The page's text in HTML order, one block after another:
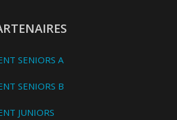
SENIORS A
SENIORS B
JUNIORS